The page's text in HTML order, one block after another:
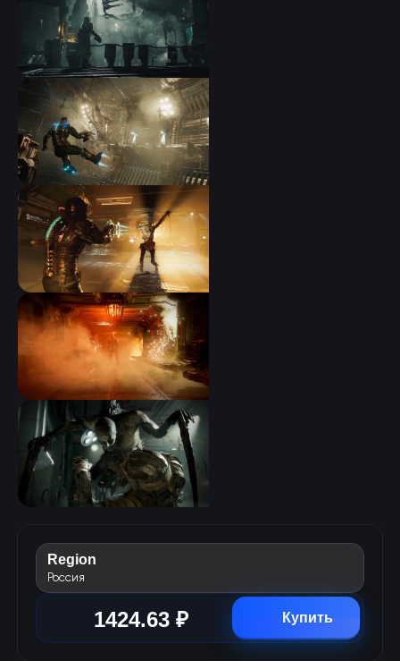
Region
Россия
1424.63 ₽ Купить